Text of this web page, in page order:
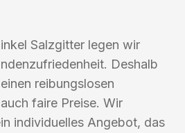
Salzgitter legen wir
Deshalb
reibungslosen
faire Preise. Wir
individuelles Angebot, das